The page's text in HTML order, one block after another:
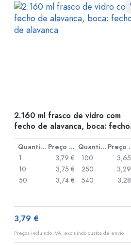
2.160 ml frasco de vidro com
fecho de alavanca, boca: fecho
de alavanca
Quantidade Preço por peça Quantidade
1
3,79 €
10
3,75 €
50
3,74 €
100
250
540
3,79 €
Preços incluindo IVA, excluindo custos de envio